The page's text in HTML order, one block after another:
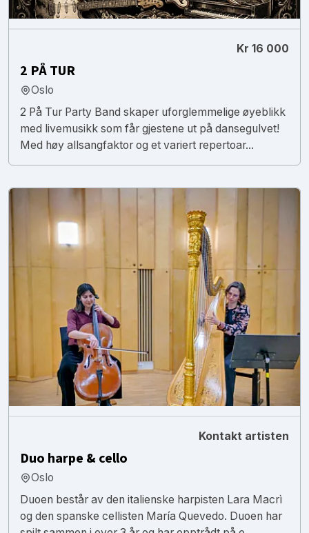
Kr 16 000
2 PÅ TUR
Oslo
2 På Tur Party Band skaper uforglemmelige øyeblikk
med livemusikk som får gjestene ut på dansegulvet!
Med høy allsangfaktor og et variert repertoar...
Kontakt artisten
Duo harpe & cello
Oslo
Duoen består av den italienske harpisten Lara Macrì
og den spanske cellisten María Quevedo. Duoen har